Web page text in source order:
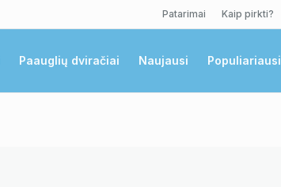
Patarimai Kaip pirkti?
Paauglių dviračiai Naujausi Populiariausi